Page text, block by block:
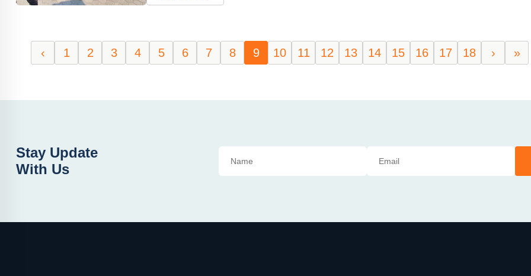
‹ 1 2 3 4 5 6 7 8 9 10 11 12 13 14 15 16 17 18 › »
Stay Update
With Us